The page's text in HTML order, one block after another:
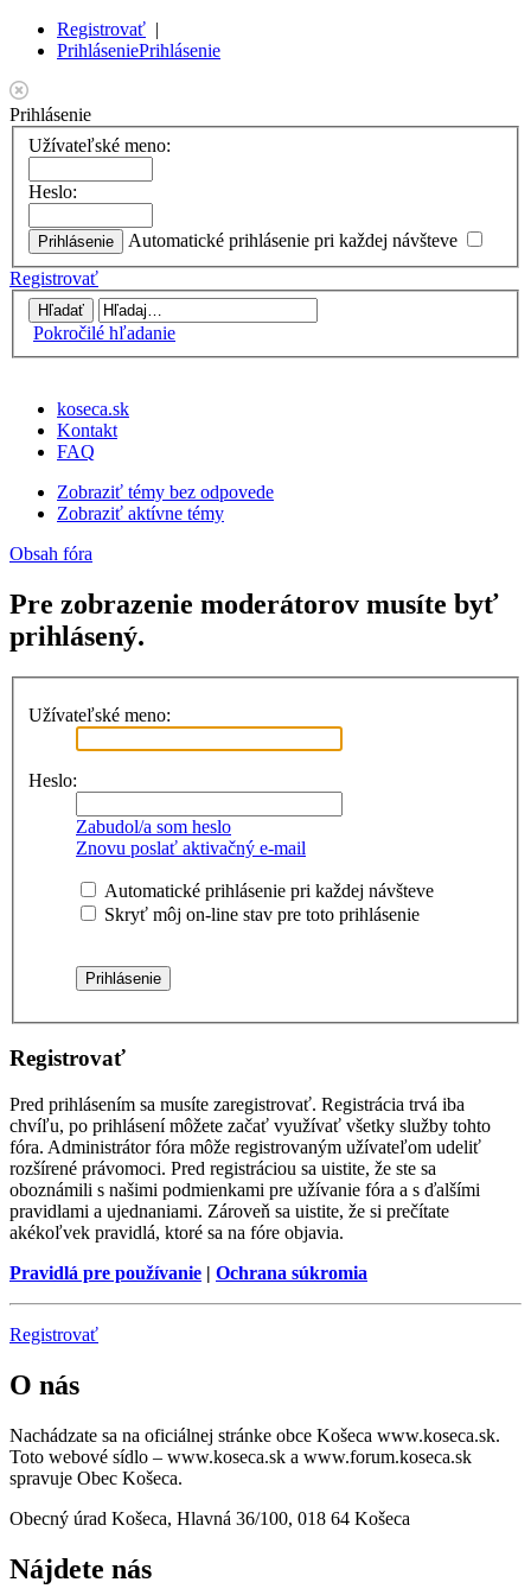
Registrovať |
PrihláseniePrihlásenie
Prihlásenie
Užívateľské meno:
Heslo:
Automatické prihlásenie pri každej návšteve
Registrovať
Pokročilé hľadanie
koseca.sk
Kontakt
FAQ
Zobraziť témy bez odpovede
Zobraziť aktívne témy
Obsah fóra
Pre zobrazenie moderátorov musíte byť
prihlásený.
Užívateľské meno:
Heslo:
Zabudol/a som heslo
Znovu poslať aktivačný e-mail
Automatické prihlásenie pri každej návšteve
Skryť môj on-line stav pre toto prihlásenie
Registrovať
Pred prihlásením sa musíte zaregistrovať. Registrácia trvá iba
chvíľu, po prihlásení môžete začať využívať všetky služby tohto
fóra. Administrátor fóra môže registrovaným užívateľom udeliť
rozšírené právomoci. Pred registráciou sa uistite, že ste sa
oboznámili s našimi podmienkami pre užívanie fóra a s ďalšími
pravidlami a ujednaniami. Zároveň sa uistite, že si prečítate
akékoľvek pravidlá, ktoré sa na fóre objavia.
Pravidlá pre používanie | Ochrana súkromia
Registrovať
O nás
Nachádzate sa na oficiálnej stránke obce Košeca www.koseca.sk.
Toto webové sídlo – www.koseca.sk a www.forum.koseca.sk
spravuje Obec Košeca.
Obecný úrad Košeca, Hlavná 36/100, 018 64 Košeca
Nájdete nás